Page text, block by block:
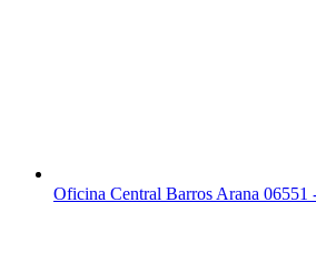
Oficina Central Barros Arana